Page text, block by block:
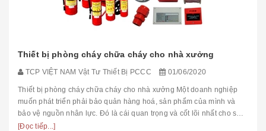
Thiết bị phòng cháy chữa cháy cho nhà xưởng
TCP VIỆT NAM Vật Tư Thiết Bị PCCC 01/06/2020
Thiết bị phòng cháy chữa cháy cho nhà xưởng Một doanh nghiệp
muốn phát triển phải bảo quản hàng hoá, sản phẩm của mình và
bảo vệ nguồn nhân lực. Đó là cái quan trọng và cốt lõi nhất cho sự
tồn tại ...
[Đọc tiếp...]